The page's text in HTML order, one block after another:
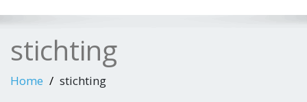
stichting
Home stichting